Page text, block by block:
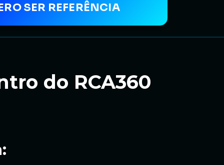
SER REFERÊNCIA
do RCA360